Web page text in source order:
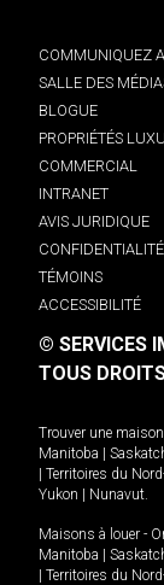
COMMUNIQUEZ
SALLE DES
BLOGUE
PROPRIÉTÉS
COMMERCIAL
INTRANET
AVIS JURIDIQUE
CONFIDENTIALITÉ
TÉMOINS
ACCESSIBILITÉ
© SERVICES
TOUS
Trouver une maison
Manitoba
Territoires du
Yukon
Nunavut.
Maisons à louer -
Manitoba
Territoires du